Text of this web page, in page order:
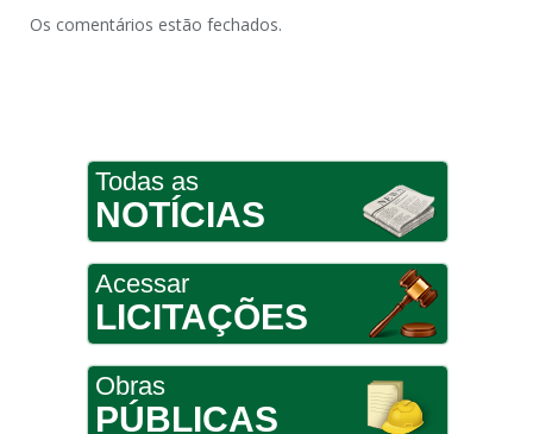
Os comentários estão fechados.
Todas as
NOTÍCIAS
Acessar
LICITAÇÕES
Obras
PÚBLICAS